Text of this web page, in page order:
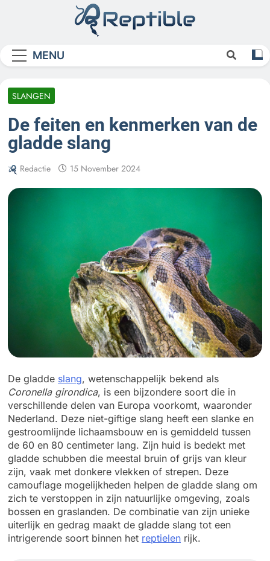
MENU
SLANGEN
De feiten en kenmerken van de
gladde slang
Redactie 15 November 2024
De gladde slang, wetenschappelijk bekend als
Coronella girondica, is een bijzondere soort die in
verschillende delen van Europa voorkomt, waaronder
Nederland. Deze niet-giftige slang heeft een slanke en
gestroomlijnde lichaamsbouw en is gemiddeld tussen
de 60 en 80 centimeter lang. Zijn huid is bedekt met
gladde schubben die meestal bruin of grijs van kleur
zijn, vaak met donkere vlekken of strepen. Deze
camouflage mogelijkheden helpen de gladde slang om
zich te verstoppen in zijn natuurlijke omgeving, zoals
bossen en graslanden. De combinatie van zijn unieke
uiterlijk en gedrag maakt de gladde slang tot een
intrigerende soort binnen het reptielen rijk.